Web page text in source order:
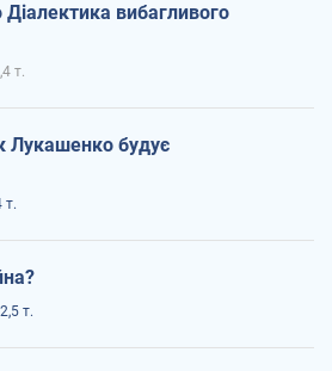
вибагливого
т.
Лукашенко будує
т.
т.